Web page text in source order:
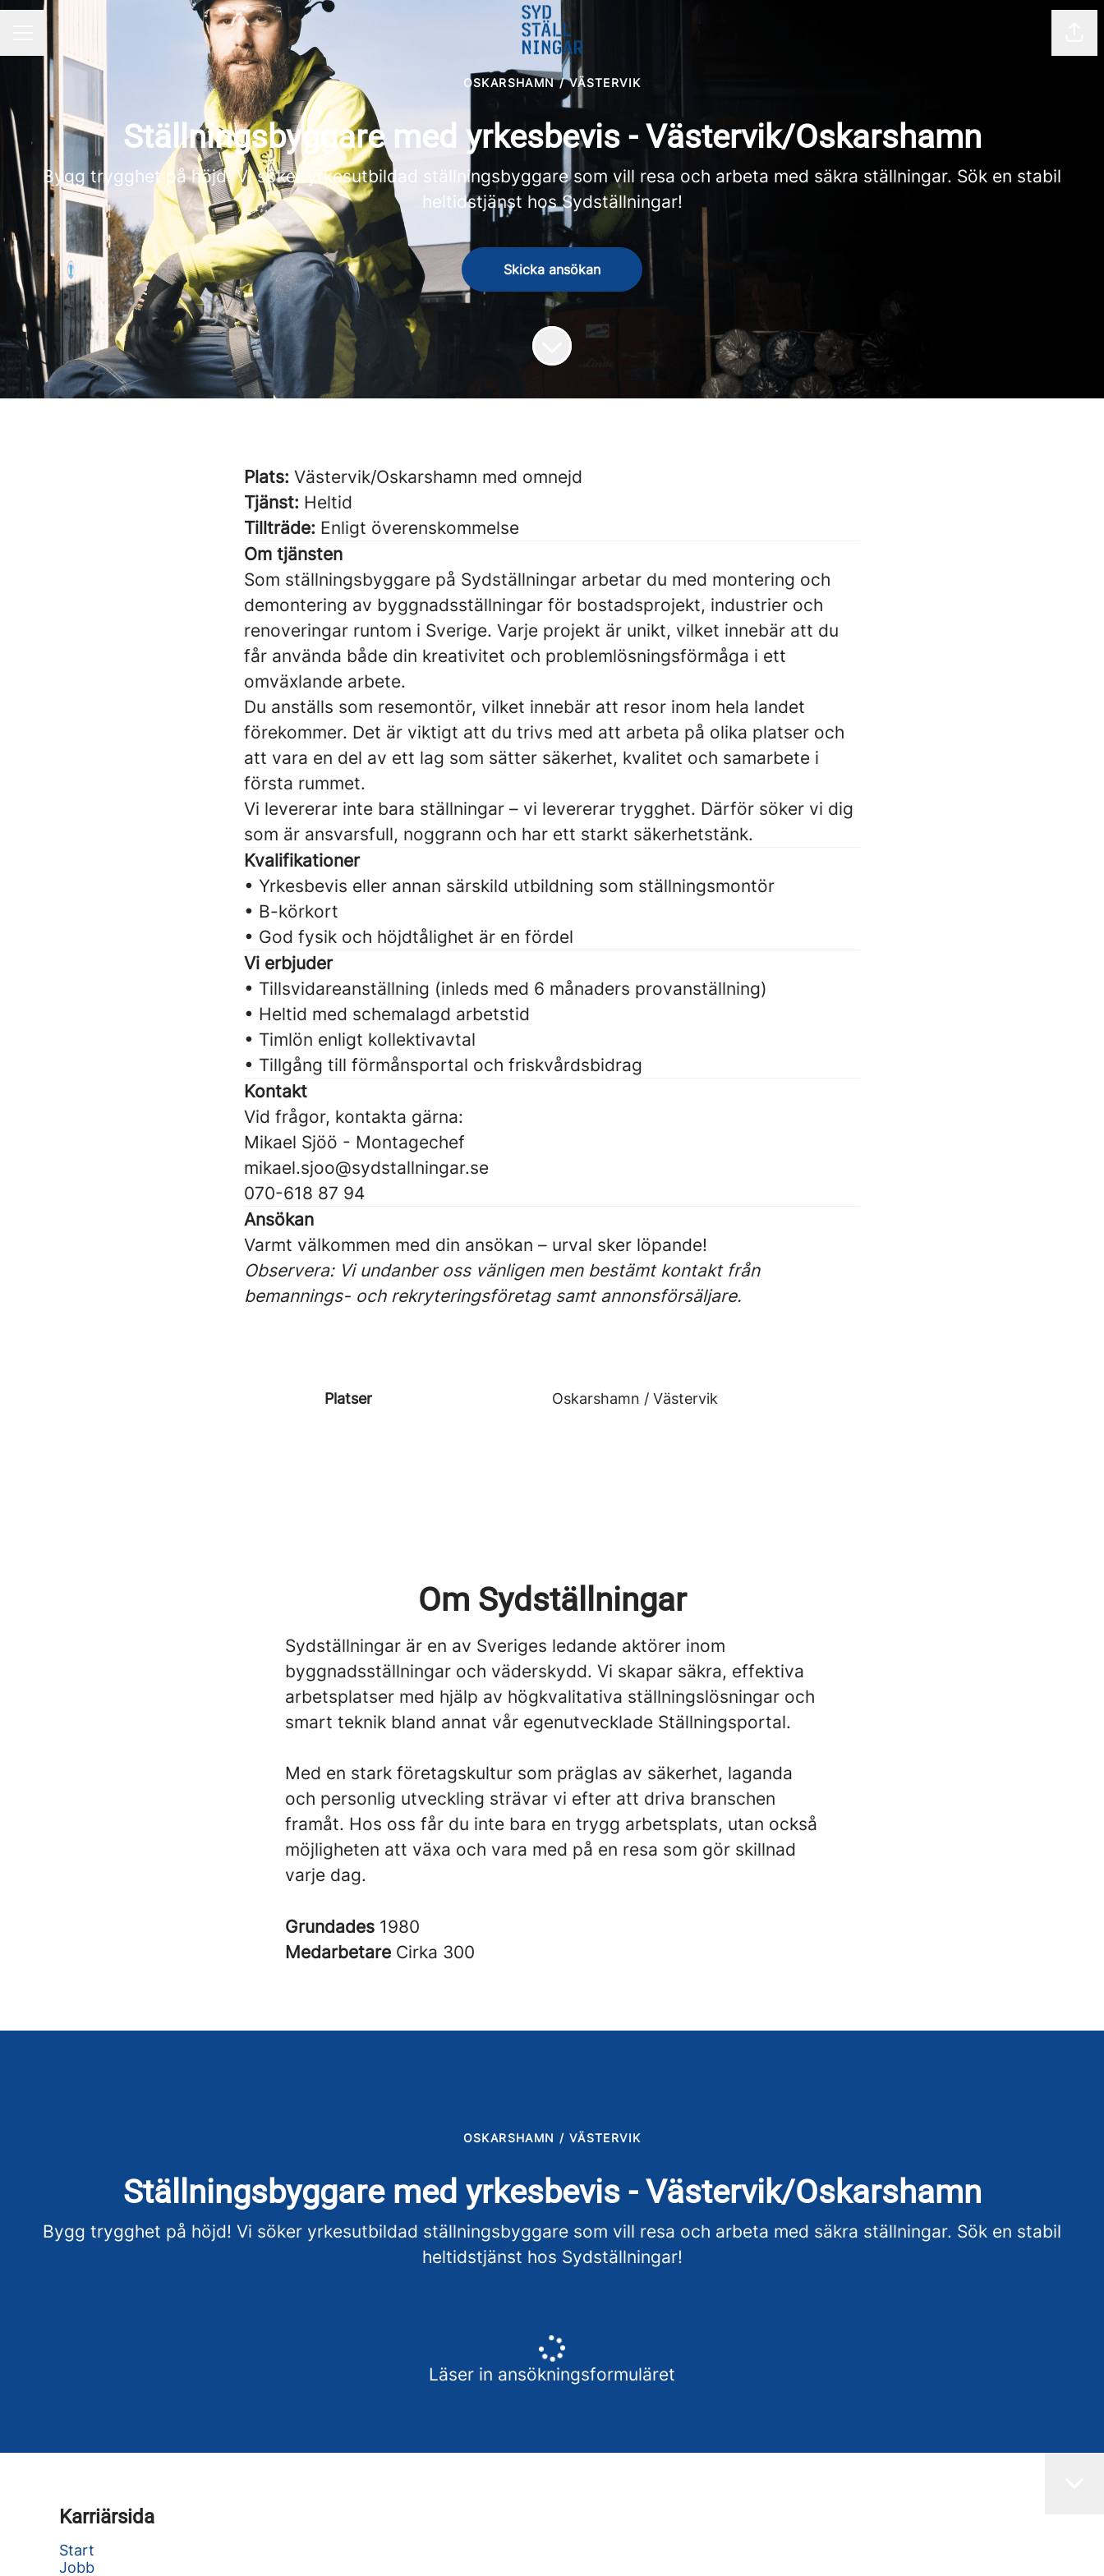
OSKARSHAMN / VÄSTERVIK
Ställningsbyggare med yrkesbevis - Västervik/Oskarshamn
Bygg trygghet på höjd! Vi söker yrkesutbildad ställningsbyggare som vill resa och arbeta med säkra ställningar. Sök en stabil
heltidstjänst hos Sydställningar!
Skicka ansökan
Plats: Västervik/Oskarshamn med omnejd
Tjänst: Heltid
Tillträde: Enligt överenskommelse
Om tjänsten
Som ställningsbyggare på Sydställningar arbetar du med montering och
demontering av byggnadsställningar för bostadsprojekt, industrier och
renoveringar runtom i Sverige. Varje projekt är unikt, vilket innebär att du
får använda både din kreativitet och problemlösningsförmåga i ett
omväxlande arbete.
Du anställs som resemontör, vilket innebär att resor inom hela landet
förekommer. Det är viktigt att du trivs med att arbeta på olika platser och
att vara en del av ett lag som sätter säkerhet, kvalitet och samarbete i
första rummet.
Vi levererar inte bara ställningar – vi levererar trygghet. Därför söker vi dig
som är ansvarsfull, noggrann och har ett starkt säkerhetstänk.
Kvalifikationer
• Yrkesbevis eller annan särskild utbildning som ställningsmontör
• B-körkort
• God fysik och höjdtålighet är en fördel
Vi erbjuder
• Tillsvidareanställning (inleds med 6 månaders provanställning)
• Heltid med schemalagd arbetstid
• Timlön enligt kollektivavtal
• Tillgång till förmånsportal och friskvårdsbidrag
Kontakt
Vid frågor, kontakta gärna:
Mikael Sjöö - Montagechef
mikael.sjoo@sydstallningar.se
070-618 87 94
Ansökan
Varmt välkommen med din ansökan – urval sker löpande!
Observera: Vi undanber oss vänligen men bestämt kontakt från
bemannings- och rekryteringsföretag samt annonsförsäljare.
Platser Oskarshamn / Västervik
Om Sydställningar
Sydställningar är en av Sveriges ledande aktörer inom
byggnadsställningar och väderskydd. Vi skapar säkra, effektiva
arbetsplatser med hjälp av högkvalitativa ställningslösningar och
smart teknik bland annat vår egenutvecklade Ställningsportal.
Med en stark företagskultur som präglas av säkerhet, laganda
och personlig utveckling strävar vi efter att driva branschen
framåt. Hos oss får du inte bara en trygg arbetsplats, utan också
möjligheten att växa och vara med på en resa som gör skillnad
varje dag.
Grundades 1980
Medarbetare Cirka 300
OSKARSHAMN / VÄSTERVIK
Ställningsbyggare med yrkesbevis - Västervik/Oskarshamn
Bygg trygghet på höjd! Vi söker yrkesutbildad ställningsbyggare som vill resa och arbeta med säkra ställningar. Sök en stabil
heltidstjänst hos Sydställningar!
Läser in ansökningsformuläret
Karriärsida
Start
Jobb